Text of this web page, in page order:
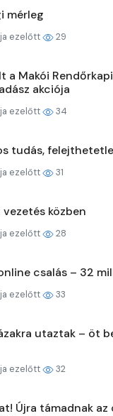
mérleg
ezelőtt 29
a Makói
akciója
ezelőtt 34
tudás,
ezelőtt 31
vezetés közben
ezelőtt 28
csalás – 32
ezelőtt 33
utaztak – öt
ezelőtt 32
Újra támadnak az